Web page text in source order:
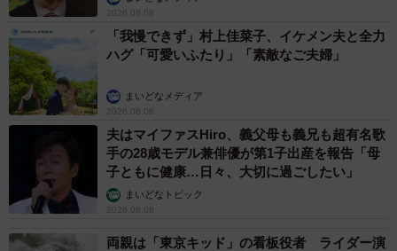
2026.08.08
「我慢できず」村上佳菜子、イケメン夫と全力
ハグ「可愛いふたり」「素敵なご夫婦」
まいどなメディア
2026.08.08
夫はマイファスHiro、義父母も義兄も超有名歌
手の28歳モデル兼俳優が第1子出産を報告「母
子ともに健康…日々、大切に過ごしたい」
まいどなトピック
2026.08.08
両親は「東京キッド」の看板役者 ライダー演